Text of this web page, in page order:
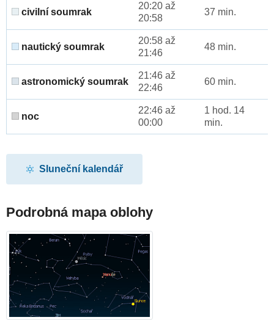
civilní soumrak
20:20 až
20:58
37 min.
nautický soumrak
20:58 až
21:46
48 min.
astronomický soumrak
21:46 až
22:46
60 min.
noc
22:46 až
00:00
1 hod. 14
min.
Sluneční kalendář
Podrobná mapa oblohy